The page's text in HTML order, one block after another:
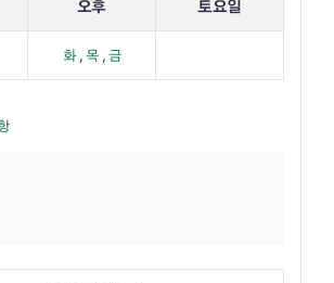
오후 토요일
화 , 목 , 금